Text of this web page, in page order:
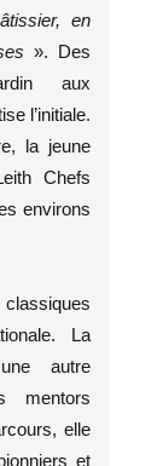
en
». Des
aux
l’initiale.
la jeune
Chefs
environs
classiques
La
autre
mentors
elle
et